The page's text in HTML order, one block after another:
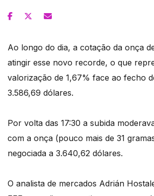
Ao longo do dia, a cotação da onça
atingir esse novo recorde, o que
valorização de 1,67% face ao fecho
3.586,69 dólares.
Por volta das 17:30 a subida
com a onça (pouco mais de 31
negociada a 3.640,62 dólares.
O analista de mercados Adrián